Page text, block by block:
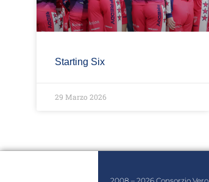
Starting Six
29 Marzo 2026